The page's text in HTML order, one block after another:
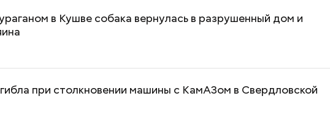
в Кушве собака вернулась в разрушенный дом и
при столкновении машины с КамАЗом в Свердловской